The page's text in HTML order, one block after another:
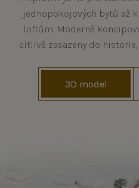
jednopokojových bytů až
loftům. Moderně
citlivě zasazeny do
3D model